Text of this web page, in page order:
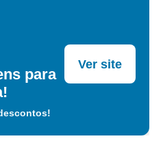
para
Ver site